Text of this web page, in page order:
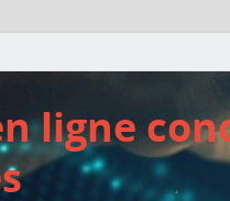
ligne